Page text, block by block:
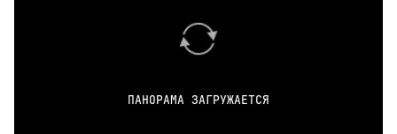
ПАНОРАМА ЗАГРУЖАЕТСЯ